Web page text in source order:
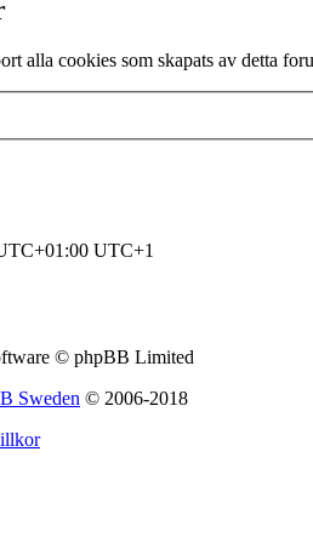
alla cookies som skapats av detta
UTC+1
© phpBB Limited
Sweden © 2006-2018